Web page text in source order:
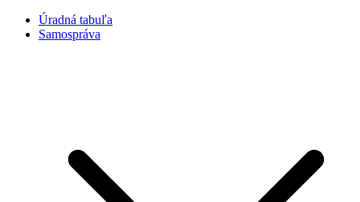
Úradná tabuľa
Samospráva